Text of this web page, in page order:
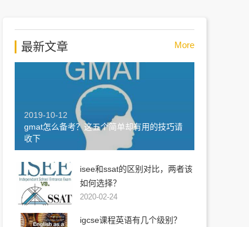
最新文章 More
2019-10-12
gmat怎么备考？这五个简单却有用的技巧请
收下
isee和ssat的区别对比，两者该
如何选择？
2020-02-24
igcse课程英语有几个级别？